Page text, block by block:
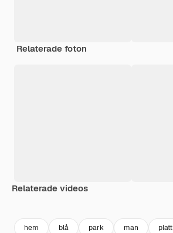
Relaterade foton
Relaterade videos
hem blå park man platt